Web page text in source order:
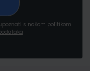
s našom politikom